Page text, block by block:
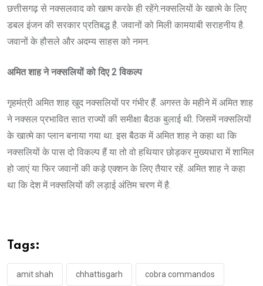
छत्तीसगढ़ से नक्सलवाद को खत्म करके ही रहेंगे.नक्सलियों के खात्मे के लिए
डबल इंजन की सरकार प्रतिबद्ध है. जवानों को मिली कामयाबी सराहनीय है.
जवानों के हौसले और अदम्य साहस को नमन.
अमित शाह ने नक्सलियों को दिए 2 विकल्प
गृहमंत्री अमित शाह खुद नक्सलियों पर गंभीर हैं. अगस्त के महीने में अमित शाह
ने नक्सल प्रभावित सात राज्यों की समीक्षा बैठक बुलाई थी. जिसमें नक्सलियों
के खात्मे का प्लान बनाया गया था. इस बैठक में अमित शाह ने कहा था कि
नक्सलियों के पास दो विकल्प हैं या तो वो हथियार छोड़कर मुख्यधारा में शामिल
हो जाएं या फिर जवानों की कड़े एक्शन के लिए तैयार रहें. अमित शाह ने कहा
था कि देश में नक्सलियों की लड़ाई अंतिम चरण में है.
Tags:
amit shah chhattisgarh cobra commandos